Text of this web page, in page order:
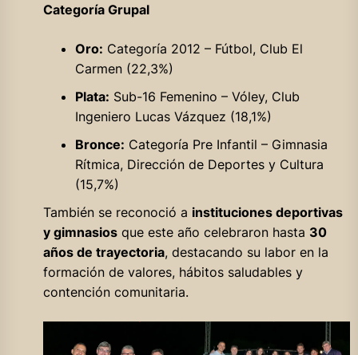
Categoría Grupal
Oro: Categoría 2012 – Fútbol, Club El
Carmen (22,3%)
Plata: Sub-16 Femenino – Vóley, Club
Ingeniero Lucas Vázquez (18,1%)
Bronce: Categoría Pre Infantil – Gimnasia
Rítmica, Dirección de Deportes y Cultura
(15,7%)
También se reconoció a instituciones deportivas
y gimnasiosque este año celebraron hasta 30
años de trayectoria, destacando su labor en la
formación de valores, hábitos saludables y
contención comunitaria.